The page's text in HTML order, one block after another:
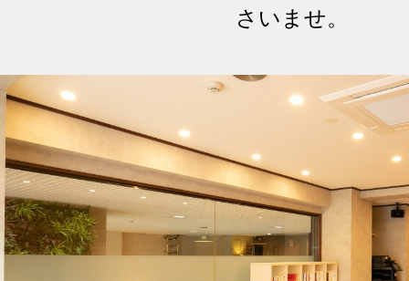
さいませ。